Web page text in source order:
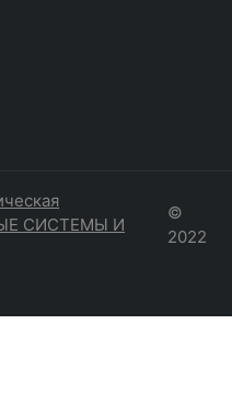
СИСТЕМЫ И
©
2022